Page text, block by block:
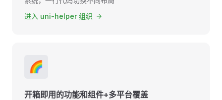
进入 uni-helper 组织
🌈
开箱即用的功能和组件+多平台覆盖